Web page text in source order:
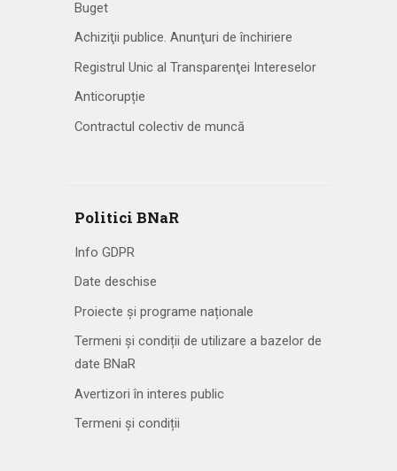
Buget
Achiziţii publice. Anunţuri de închiriere
Registrul Unic al Transparenţei Intereselor
Anticorupție
Contractul colectiv de muncă
Politici BNaR
Info GDPR
Date deschise
Proiecte și programe naționale
Termeni și condiții de utilizare a bazelor de
date BNaR
Avertizori în interes public
Termeni și condiții